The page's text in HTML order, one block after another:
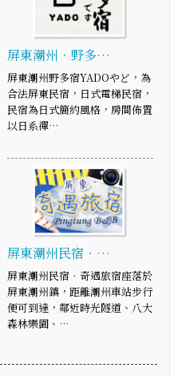
屏東潮州‧野多…
屏東潮州野多宿YADOやど，為
合法屏東民宿，日式電梯民宿，
民宿為日式簡約風格，房間佈置
以日系禪…
屏東潮州民宿‧…
屏東潮州民宿‧奇遇旅宿座落於
屏東潮州鎮，距離潮州車站步行
便可到達，鄰近時光隧道、八大
森林樂園、…